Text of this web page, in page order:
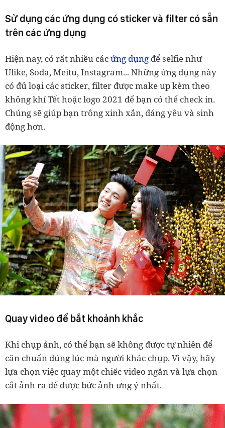
Sử dụng các ứng dụng có sticker và filter có sẵn
trên các ứng dụng
Hiện nay, có rất nhiều cácứng dụng để selfie như
Ulike, Soda, Meitu, Instagram... Những ứng dụng này
có đủ loại các sticker, filter được make up kèm theo
không khí Tết hoặc logo 2021 để bạn có thể check in.
Chúng sẽ giúp bạn trông xinh xắn, đáng yêu và sinh
động hơn.
Quay video để bắt khoảnh khắc
Khi chụp ảnh, có thể bạn sẽ không được tự nhiên để
căn chuẩn đúng lúc mà người khác chụp. Vì vậy, hãy
lựa chọn việc quay một chiếc video ngắn và lựa chọn
cắt ảnh ra để được bức ảnh ưng ý nhất.